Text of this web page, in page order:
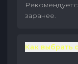
заранее.
Как выбрать